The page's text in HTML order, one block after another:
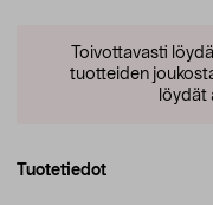
Toivottavasti
tuotteiden
löydät
Tuotetiedot